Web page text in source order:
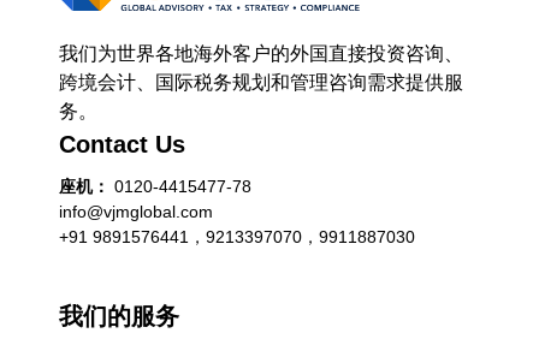
我们为世界各地海外客户的外国直接投资咨询、
跨境会计、国际税务规划和管理咨询需求提供服
务。
Contact Us
座机： 0120-4415477-78
info@vjmglobal.com
+91 9891576441，9213397070，9911887030
我们的服务